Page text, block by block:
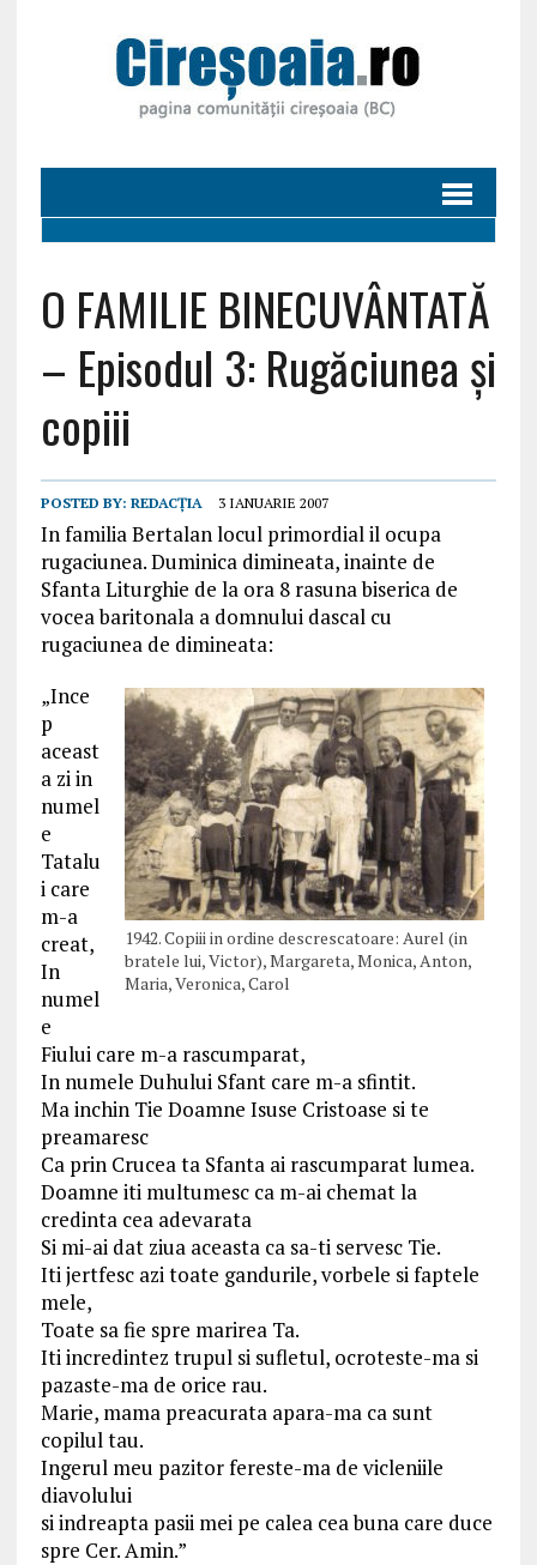
O FAMILIE BINECUVÂNTATĂ
– Episodul 3: Rugăciunea și
copiii
POSTED BY: REDACȚIA 3 IANUARIE 2007
In familia Bertalan locul primordial il ocupa
rugaciunea. Duminica dimineata, inainte de
Sfanta Liturghie de la ora 8 rasuna biserica de
vocea baritonala a domnului dascal cu
rugaciunea de dimineata:
1942. Copiii in ordine descrescatoare: Aurel (in
bratele lui, Victor), Margareta, Monica, Anton,
Maria, Veronica, Carol
„Ince
p
aceast
a zi in
numel
e
Tatalu
i care
m-a
creat,
In
numel
e
Fiului care m-a rascumparat,
In numele Duhului Sfant care m-a sfintit.
Ma inchin Tie Doamne Isuse Cristoase si te
preamaresc
Ca prin Crucea ta Sfanta ai rascumparat lumea.
Doamne iti multumesc ca m-ai chemat la
credinta cea adevarata
Si mi-ai dat ziua aceasta ca sa-ti servesc Tie.
Iti jertfesc azi toate gandurile, vorbele si faptele
mele,
Toate sa fie spre marirea Ta.
Iti incredintez trupul si sufletul, ocroteste-ma si
pazaste-ma de orice rau.
Marie, mama preacurata apara-ma ca sunt
copilul tau.
Ingerul meu pazitor fereste-ma de vicleniile
diavolului
si indreapta pasii mei pe calea cea buna care duce
spre Cer. Amin.”